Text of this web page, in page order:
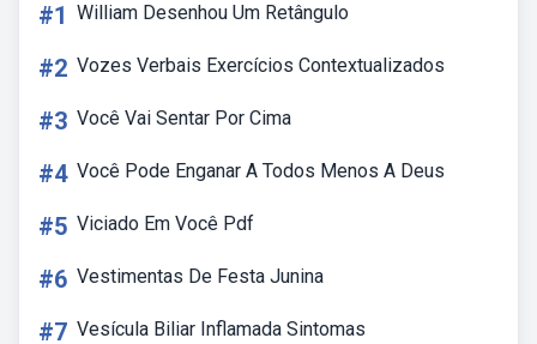
#1 William Desenhou Um Retângulo
#2 Vozes Verbais Exercícios Contextualizados
#3 Você Vai Sentar Por Cima
#4 Você Pode Enganar A Todos Menos A Deus
#5 Viciado Em Você Pdf
#6 Vestimentas De Festa Junina
#7 Vesícula Biliar Inflamada Sintomas